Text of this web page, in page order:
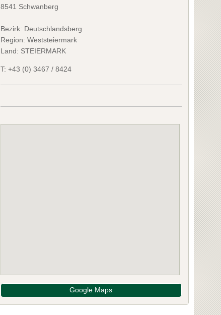
8541 Schwanberg
Bezirk: Deutschlandsberg
Region: Weststeiermark
Land: STEIERMARK
T: +43 (0) 3467 / 8424
Google Maps